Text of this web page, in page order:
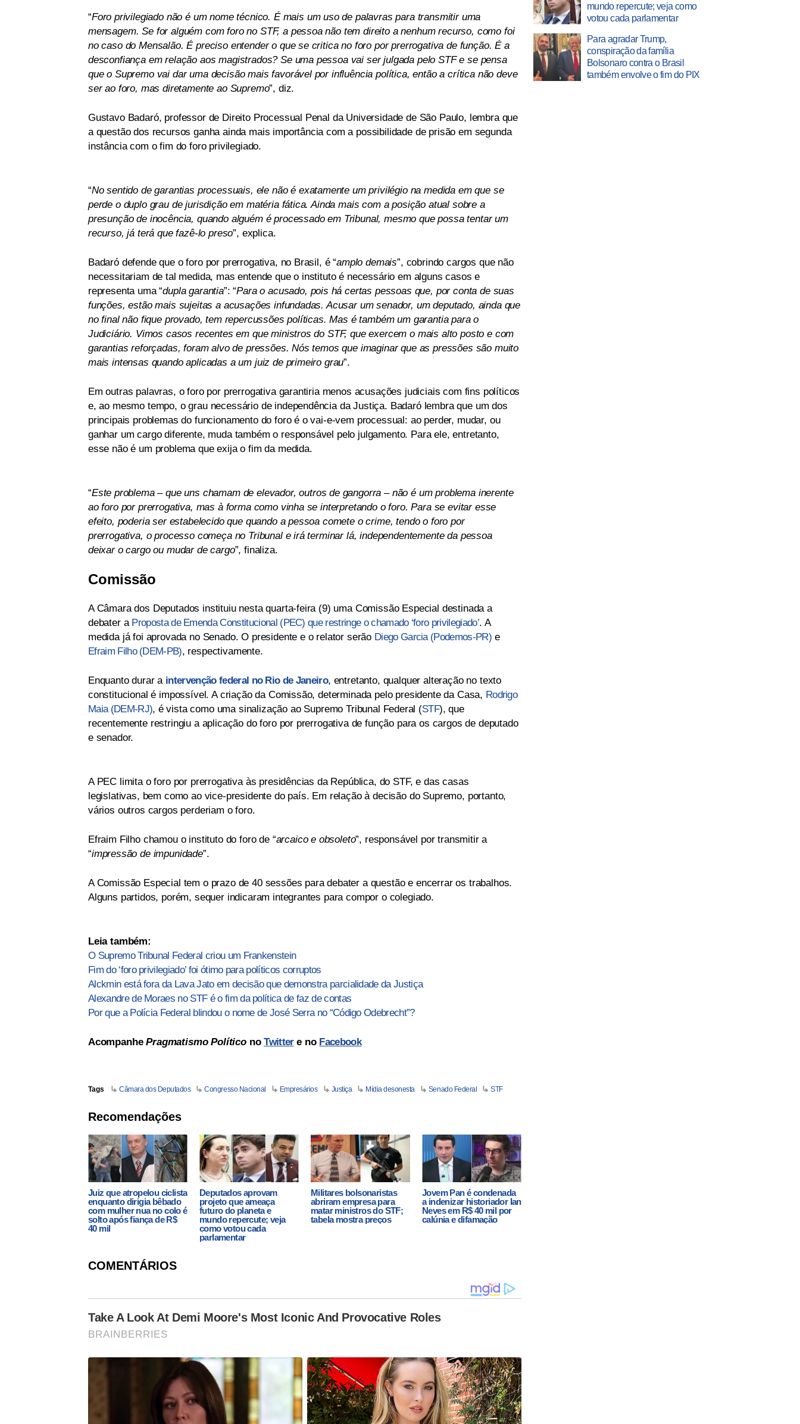
“Foro privilegiado não é um nome técnico. É mais um uso de palavras para transmitir uma
mensagem. Se for alguém com foro no STF, a pessoa não tem direito a nenhum recurso, como foi
no caso do Mensalão. É preciso entender o que se critica no foro por prerrogativa de função. É a
desconfiança em relação aos magistrados? Se uma pessoa vai ser julgada pelo STF e se pensa
que o Supremo vai dar uma decisão mais favorável por influência política, então a crítica não deve
ser ao foro, mas diretamente ao Supremo”, diz.
Gustavo Badaró, professor de Direito Processual Penal da Universidade de São Paulo, lembra que
a questão dos recursos ganha ainda mais importância com a possibilidade de prisão em segunda
instância com o fim do foro privilegiado.
“No sentido de garantias processuais, ele não é exatamente um privilégio na medida em que se
perde o duplo grau de jurisdição em matéria fática. Ainda mais com a posição atual sobre a
presunção de inocência, quando alguém é processado em Tribunal, mesmo que possa tentar um
recurso, já terá que fazê-lo preso”, explica.
Badaró defende que o foro por prerrogativa, no Brasil, é “amplo demais”, cobrindo cargos que não
necessitariam de tal medida, mas entende que o instituto é necessário em alguns casos e
representa uma “dupla garantia”: “Para o acusado, pois há certas pessoas que, por conta de suas
funções, estão mais sujeitas a acusações infundadas. Acusar um senador, um deputado, ainda que
no final não fique provado, tem repercussões políticas. Mas é também um garantia para o
Judiciário. Vimos casos recentes em que ministros do STF, que exercem o mais alto posto e com
garantias reforçadas, foram alvo de pressões. Nós temos que imaginar que as pressões são muito
mais intensas quando aplicadas a um juiz de primeiro grau”.
Em outras palavras, o foro por prerrogativa garantiria menos acusações judiciais com fins políticos
e, ao mesmo tempo, o grau necessário de independência da Justiça. Badaró lembra que um dos
principais problemas do funcionamento do foro é o vai-e-vem processual: ao perder, mudar, ou
ganhar um cargo diferente, muda também o responsável pelo julgamento. Para ele, entretanto,
esse não é um problema que exija o fim da medida.
“Este problema – que uns chamam de elevador, outros de gangorra – não é um problema inerente
ao foro por prerrogativa, mas à forma como vinha se interpretando o foro. Para se evitar esse
efeito, poderia ser estabelecido que quando a pessoa comete o crime, tendo o foro por
prerrogativa, o processo começa no Tribunal e irá terminar lá, independentemente da pessoa
deixar o cargo ou mudar de cargo”, finaliza.
Comissão
A Câmara dos Deputados instituiu nesta quarta-feira (9) uma Comissão Especial destinada a
debater a Proposta de Emenda Constitucional (PEC) que restringe o chamado ‘foro privilegiado’. A
medida já foi aprovada no Senado. O presidente e o relator serão Diego Garcia (Podemos-PR)e
Efraim Filho (DEM-PB), respectivamente.
Enquanto durar a intervenção federal no Rio de Janeiro, entretanto, qualquer alteração no texto
constitucional é impossível. A criação da Comissão, determinada pelo presidente da Casa, Rodrigo
Maia (DEM-RJ), é vista como uma sinalização ao Supremo Tribunal Federal (STF), que
recentemente restringiu a aplicação do foro por prerrogativa de função para os cargos de deputado
e senador.
A PEC limita o foro por prerrogativa às presidências da República, do STF, e das casas
legislativas, bem como ao vice-presidente do país. Em relação à decisão do Supremo, portanto,
vários outros cargos perderiam o foro.
Efraim Filho chamou o instituto do foro de “arcaico e obsoleto”, responsável por transmitir a
“impressão de impunidade”.
A Comissão Especial tem o prazo de 40 sessões para debater a questão e encerrar os trabalhos.
Alguns partidos, porém, sequer indicaram integrantes para compor o colegiado.
Leia também:
O Supremo Tribunal Federal criou um Frankenstein
Fim do ‘foro privilegiado’ foi ótimo para políticos corruptos
Alckmin está fora da Lava Jato em decisão que demonstra parcialidade da Justiça
Alexandre de Moraes no STF é o fim da política de faz de contas
Por que a Polícia Federal blindou o nome de José Serra no “Código Odebrecht”?
AcompanhePragmatismo PolíticonoTwittere no Facebook
Tags Câmara dos Deputados Congresso Nacional Empresários Justiça Mídia desonesta Senado Federal STF
Recomendações
Juiz que atropelou ciclista
enquanto dirigia bêbado
com mulher nua no colo é
solto após fiança de R$
40 mil
Deputados aprovam
projeto que ameaça
futuro do planeta e
mundo repercute; veja
como votou cada
parlamentar
Militares bolsonaristas
abriram empresa para
matar ministros do STF;
tabela mostra preços
Jovem Pan é condenada
a indenizar historiador Ian
Neves em R$ 40 mil por
calúnia e difamação
COMENTÁRIOS
mundo repercute; veja como
votou cada parlamentar
Para agradar Trump,
conspiração da família
Bolsonaro contra o Brasil
também envolve o fim do PIX